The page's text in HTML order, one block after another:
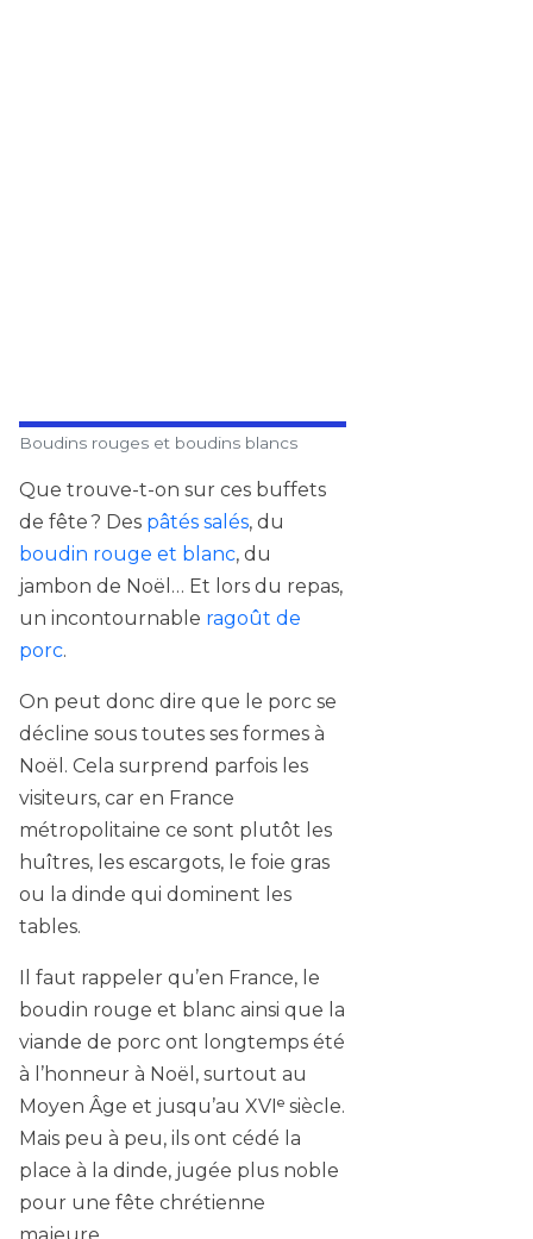
Boudins rouges et boudins blancs
Que trouve-t-on sur ces buffets
de fête ? Des pâtés salés, du
boudin rouge et blanc, du
jambon de Noël… Et lors du repas,
un incontournable ragoût de
porc.
On peut donc dire que le porc se
décline sous toutes ses formes à
Noël. Cela surprend parfois les
visiteurs, car en France
métropolitaine ce sont plutôt les
huîtres, les escargots, le foie gras
ou la dinde qui dominent les
tables.
Il faut rappeler qu’en France, le
boudin rouge et blanc ainsi que la
viande de porc ont longtemps été
à l’honneur à Noël, surtout au
Moyen Âge et jusqu’au XVIᵉ siècle.
Mais peu à peu, ils ont cédé la
place à la dinde, jugée plus noble
pour une fête chrétienne